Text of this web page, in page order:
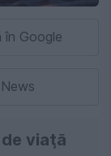
Google
viaţă